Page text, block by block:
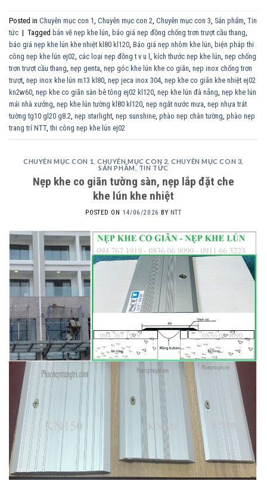
Posted in Chuyên mục con 1, Chuyên mục con 2, Chuyên mục con 3, Sản phẩm, Tin
tức | Tagged bản vẽ nẹp khe lún, báo giá nẹp đồng chống trơn trượt cầu thang,
báo giá nẹp khe lún khe nhiệt kl80 kl120, Báo giá nẹp nhôm khe lún, biện pháp thi
công nẹp khe lún ej02, các loại nẹp đồng t v u l , kích thước nẹp khe lún, nẹp chống
trơn trượt cầu thang, nẹp genta, nẹp góc khe lún khe co giãn, nẹp inox chống trơn
trượt, nẹp inox khe lún m13 kl80, nẹp jeca inox 304, nẹp khe co giãn khe nhiệt ej02
kn2w60, nẹp khe co giãn sàn bê tông ej02 kl120, nẹp khe lún đà nẵng, nẹp khe lún
mái nhà xưởng, nẹp khe lún tường kl80 kl120, nẹp ngắt nước mưa, nẹp nhựa trát
tường tg10 gl20 g8.2, nẹp starlight, nẹp sunshine, phào nẹp chân tường, phào nẹp
trang trí NTT,thi công nẹp khe lún ej02
CHUYÊN MỤC CON 1 ,CHUYÊN MỤC CON 2 ,CHUYÊN MỤC CON 3
SẢN PHẨM , TIN TỨC
Nẹp khe co giãn tường sàn, nẹp lắp đặt che
khe lún khe nhiệt
POSTED ON 14/06/2026 BY NTT